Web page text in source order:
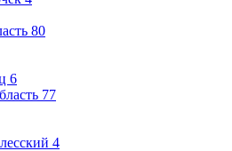
80
6
77
4